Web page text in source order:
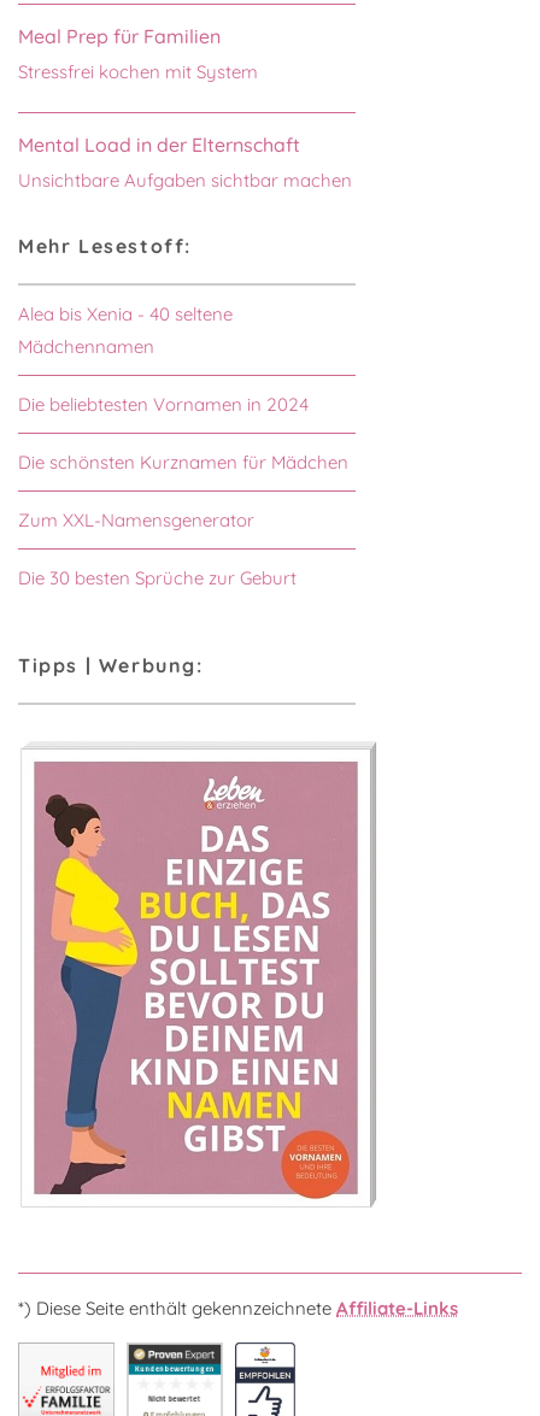
Meal Prep für Familien
Stressfrei kochen mit System
Mental Load in der Elternschaft
Unsichtbare Aufgaben sichtbar machen
Mehr Lesestoff:
Alea bis Xenia - 40 seltene
Mädchennamen
Die beliebtesten Vornamen in 2024
Die schönsten Kurznamen für Mädchen
Zum XXL-Namensgenerator
Die 30 besten Sprüche zur Geburt
Tipps | Werbung:
*) Diese Seite enthält gekennzeichnete Affiliate-Links